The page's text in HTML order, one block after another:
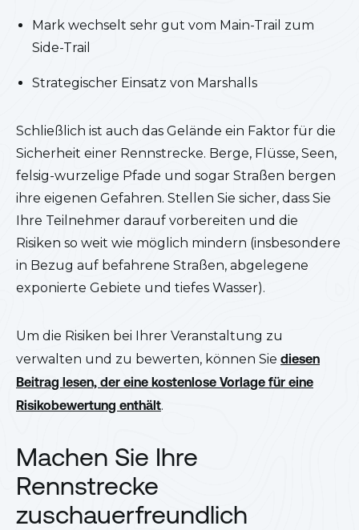
Mark wechselt sehr gut vom Main-Trail zum
Side-Trail
Strategischer Einsatz von Marshalls
Schließlich ist auch das Gelände ein Faktor für die
Sicherheit einer Rennstrecke. Berge, Flüsse, Seen,
felsig-wurzelige Pfade und sogar Straßen bergen
ihre eigenen Gefahren. Stellen Sie sicher, dass Sie
Ihre Teilnehmer darauf vorbereiten und die
Risiken so weit wie möglich mindern (insbesondere
in Bezug auf befahrene Straßen, abgelegene
exponierte Gebiete und tiefes Wasser).
Um die Risiken bei Ihrer Veranstaltung zu
verwalten und zu bewerten, können Sie diesen
Beitrag lesen, der eine kostenlose Vorlage für eine
Risikobewertung enthält.
Machen Sie Ihre
Rennstrecke
zuschauerfreundlich